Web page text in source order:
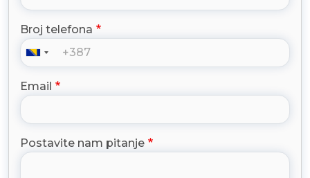
Broj telefona
Email
Postavite nam pitanje